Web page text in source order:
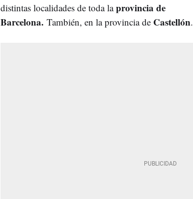
distintas localidades de toda laprovincia de
Barcelona. También, en la provincia de Castellón.